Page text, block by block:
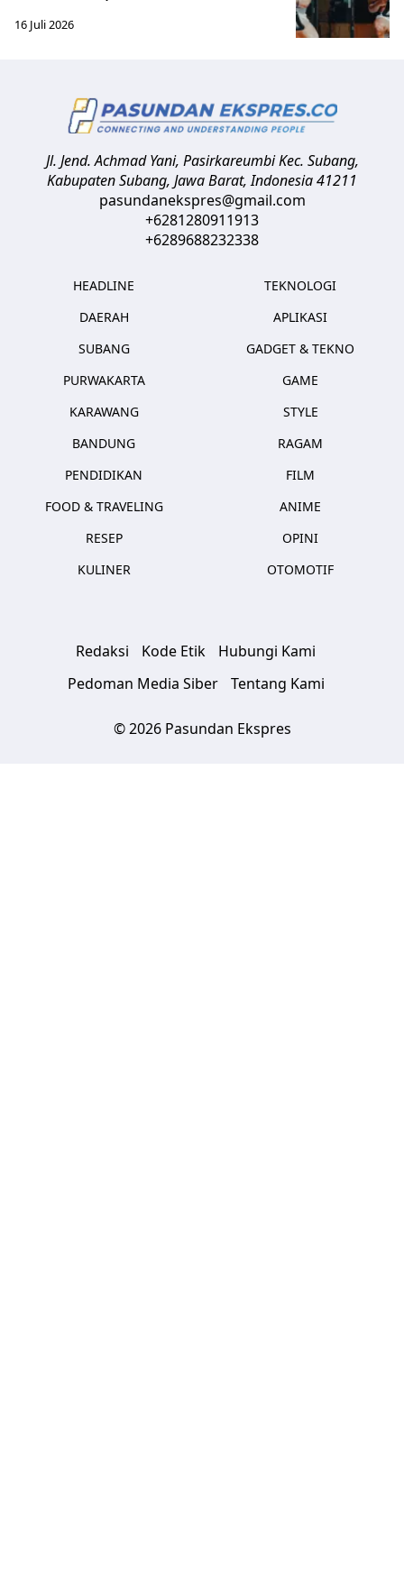
16 Juli 2026
Jl. Jend. Achmad Yani, Pasirkareumbi Kec. Subang,
Kabupaten Subang, Jawa Barat,Indonesia41211
pasundanekspres@gmail.com
+6281280911913
+6289688232338
HEADLINE
DAERAH
SUBANG
PURWAKARTA
KARAWANG
BANDUNG
PENDIDIKAN
FOOD & TRAVELING
RESEP
KULINER
TEKNOLOGI
APLIKASI
GADGET & TEKNO
GAME
STYLE
RAGAM
FILM
ANIME
OPINI
OTOMOTIF
Redaksi Kode Etik
Hubungi Kami
Pedoman Media Siber
Tentang Kami
© 2026 Pasundan Ekspres